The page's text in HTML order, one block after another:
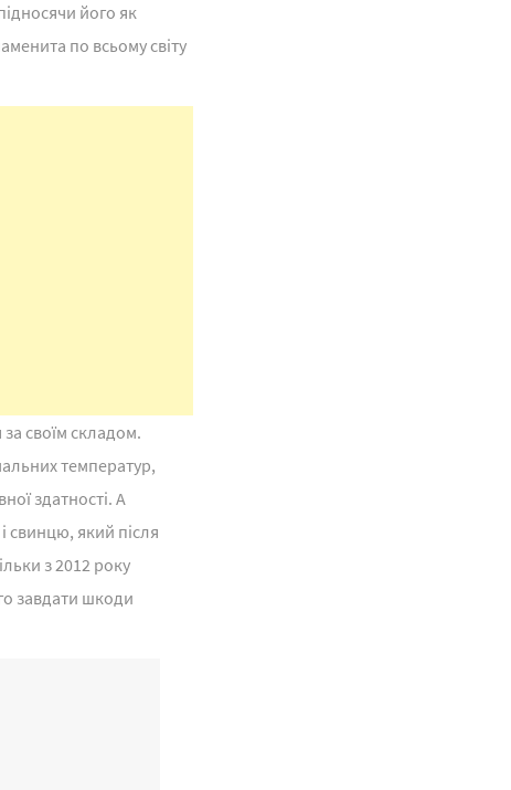
його як
по всьому світу
своїм складом.
температур,
здатності. А
свинцю, який після
з 2012 року
завдати шкоди